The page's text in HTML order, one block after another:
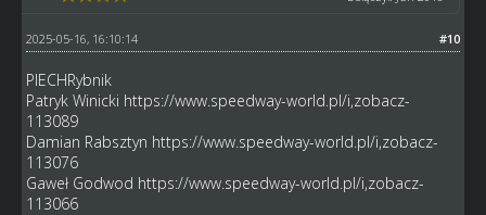
#10
2025-05-16, 16:10:14
PIECHRybnik
Patryk Winicki https://www.speedway-world.pl/i,zobacz-
113089
Damian Rabsztyn https://www.speedway-world.pl/i,zobacz-
113076
Gaweł Godwod https://www.speedway-world.pl/i,zobacz-
113066